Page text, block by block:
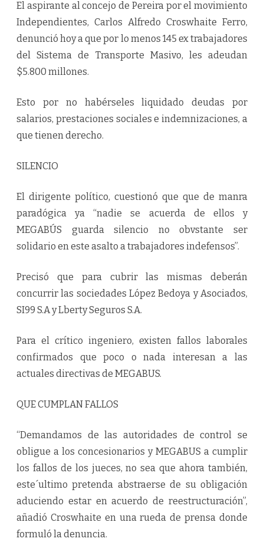
El aspirante al concejo de Pereira por el movimiento
Independientes, Carlos Alfredo Croswhaite Ferro,
denunció hoy a que por lo menos 145 ex trabajadores
del Sistema de Transporte Masivo, les adeudan
$5.800 millones.
Esto por no habérseles liquidado deudas por
salarios, prestaciones sociales e indemnizaciones, a
que tienen derecho.
SILENCIO
El dirigente político, cuestionó que que de manra
paradógica ya “nadie se acuerda de ellos y
MEGABÚS guarda silencio no obvstante ser
solidario en este asalto a trabajadores indefensos”.
Precisó que para cubrir las mismas deberán
concurrir las sociedades López Bedoya y Asociados,
SI99 S.A y Lberty Seguros S.A.
Para el crítico ingeniero, existen fallos laborales
confirmados que poco o nada interesan a las
actuales directivas de MEGABUS.
QUE CUMPLAN FALLOS
“Demandamos de las autoridades de control se
obligue a los concesionarios y MEGABUS a cumplir
los fallos de los jueces, no sea que ahora también,
este´ultimo pretenda abstraerse de su obligación
aduciendo estar en acuerdo de reestructuración”,
añadió Croswhaite en una rueda de prensa donde
formuló la denuncia.